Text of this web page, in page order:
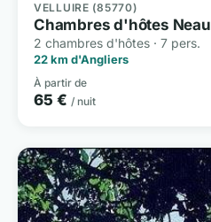
VELLUIRE (85770)
Chambres d'hôtes Neau
2 chambres d'hôtes · 7 pers.
22 km d'Angliers
À partir de
65 € / nuit